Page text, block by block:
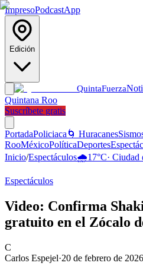
ImpresoPodcastApp
Edición
QuintaFuerza
Quintana Roo
Suscríbete gratis
PortadaPoliciaca 🌀 Huracanes
RooMéxicoPolíticaDeportes
Inicio/Espectáculos🌧️17°C· Ciudad
Espectáculos
Video: Confirma
gratuito en el Zócalo
C
Carlos Espejel·20 de febrero de 2026